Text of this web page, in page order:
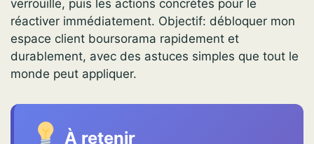
verrouille, puis les actions concrètes pour le
réactiver immédiatement. Objectif: débloquer mon
espace client boursorama rapidement et
durablement, avec des astuces simples que tout le
monde peut appliquer.
À retenir